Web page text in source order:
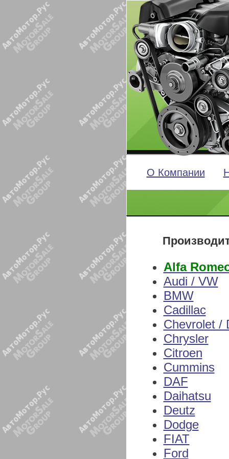
О Компании
Alfa
Audi / VW
BMW
Cadillac
Chevrolet /
Chrysler
Citroen
Cummins
DAF
Daihatsu
Deutz
Dodge
FIAT
Ford